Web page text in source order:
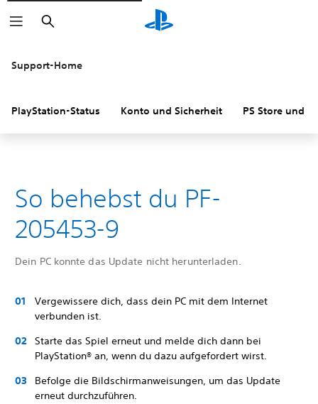
Suchen
Support-Home
PlayStation-Status Konto und Sicherheit PS Store und
So behebst du PF-
205453-9
Dein PC konnte das Update nicht herunterladen.
Vergewissere dich, dass dein PC mit dem Internet
verbunden ist.
Starte das Spiel erneut und melde dich dann bei
PlayStation® an, wenn du dazu aufgefordert wirst.
Befolge die Bildschirmanweisungen, um das Update
erneut durchzuführen.